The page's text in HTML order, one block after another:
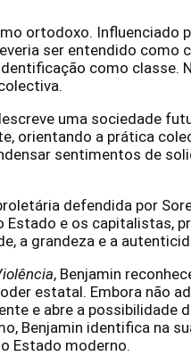
ortodoxo. Influenciado
ser entendido como
como classe.
uma sociedade
orientando a prática
sentimentos de
defendida por
e os capitalistas,
a grandeza e a
, Benjamin
estatal. Embora não
e abre a possibilidade
Benjamin identifica na
Estado moderno.